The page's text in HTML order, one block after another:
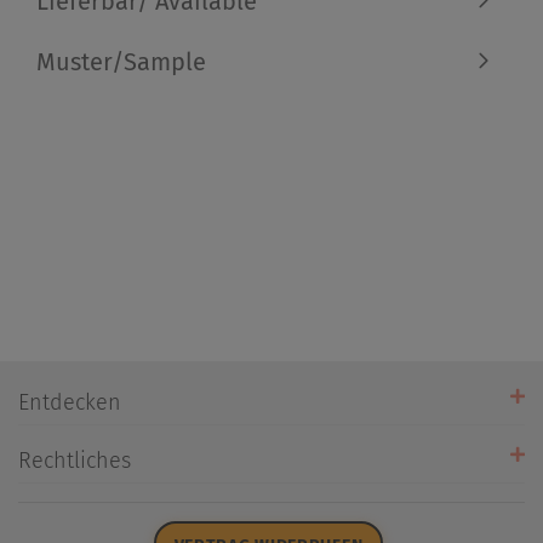
Muster/Sample
Entdecken
Öffnungszeiten
Rechtliches